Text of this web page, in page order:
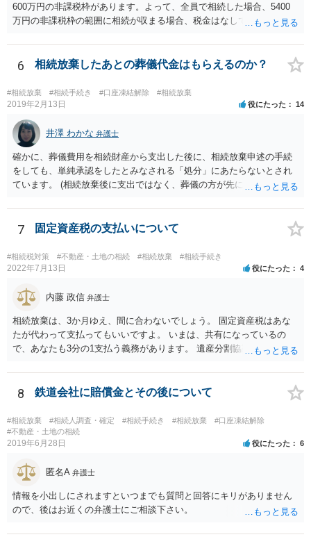
600万円の非課税枠があります。よって、全員で相続した場合、5400
万円の非課税枠の範囲に相続が収まる場合、税金はなしです。 一人が
範囲となります。 一般的には、全員で相続する方が税金はお得です。
また、全員で相続しても、話し合いの結果、親がすべて相続と決める
こともできます。この場合でも相続の非課税枠は、全員で相続した540
0万円分使えます。 父が亡くなり、母が全部相続すると、母から三人
で相続する際は、4800万円が非課税枠となります。 そうすると、母が
亡くなってから相続すると、両親のどちらかが亡くなってから相続す
るより非課税の枠が減少します。 計画的に相続をするのがおすすめと
いうことになります。これ以外にも気をつける点はあるかもしれませ
んので、一度相談して想定するのがおすすめと思います。
6 相続放棄したあとの葬儀代金はもらえるのか？
#相続放棄 #相続手続き #口座凍結解除 #相続放棄
2019年2月13日 役にたった 14
井澤 わかな 弁護士
確かに、葬儀費用を相続財産から支出した後に、相続放棄申述の手続
をしても、単純承認をしたとみなされる「処分」にあたらないとされ
ています。 (相続放棄後に支出ではなく、葬儀の方が先に来るのが通常
述の手続ということだと思いますが) ただ、葬儀費用ならいくらでもよ
いということではなく、身分相応の、社会的儀式として当然認められ
る程度の金額に留まると考えた方がよいです。 もし、相続人の皆さん
に葬儀費用を支出する経済力がなく、質素な葬儀を行った費用であれ
ば相続財産から支出しても単純承認と認められない可能性が高いの
7 固定資産税の支払いについて
#相続税対策 #不動産・土地の相続 #相続放棄 #相続手続き
2022年7月13日 役にたった 4
内藤 政信 弁護士
相続放棄は、3か月ゆえ、間に合わないでしょう。 固定資産税はあな
たが代わって支払ってもいいですよ。 いまは、共有になっているの
で、あなたも3分の1支払う義務があります。 遺産分割協議をして、不
払い義務があります。
8 鉄道会社に賠償金とその後について
#相続放棄 #相続人調査・確定 #相続手続き #相続放棄
#口座凍結解除
#不動産・土地の相続
2019年6月28日 役にたった 6
匿名A 弁護士
情報を小出しにされますといつまでも質問と回答にキリがありません
ので、後はお近くの弁護士にご相談下さい。